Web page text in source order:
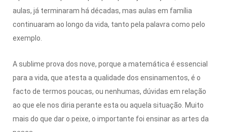
aulas, já terminaram há décadas, mas aulas em família
continuaram ao longo da vida, tanto pela palavra como pelo
exemplo.
A sublime prova dos nove, porque a matemática é essencial
para a vida, que atesta a qualidade dos ensinamentos, é o
facto de termos poucas, ou nenhumas, dúvidas em relação
ao que ele nos diria perante esta ou aquela situação. Muito
mais do que dar o peixe, o importante foi ensinar as artes da